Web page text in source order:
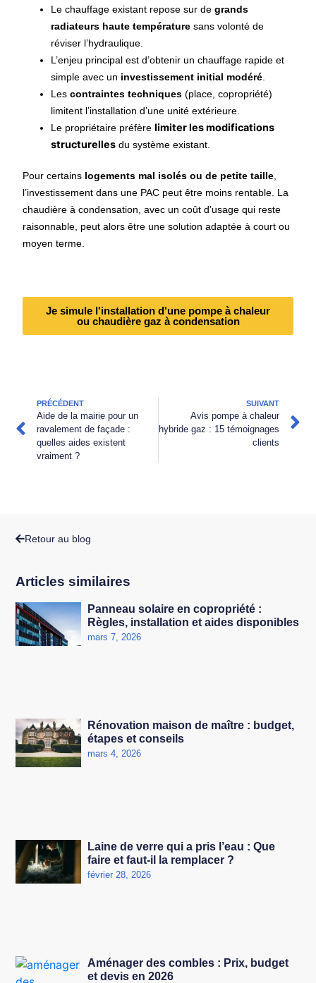
Retour au blog
Articles similaires
Panneau solaire en copropriété :
Règles, installation et aides disponibles
mars 7, 2026
Rénovation maison de maître : budget,
étapes et conseils
mars 4, 2026
Laine de verre qui a pris l’eau : Que
faire et faut-il la remplacer ?
février 28, 2026
Aménager des combles : Prix, budget
et devis en 2026
Le chauffage existant repose sur degrands
radiateurs haute température sans volonté de
réviser l’hydraulique.
L’enjeu principal est d’obtenir un chauffage rapide et
simple avec un investissement initial modéré
Lescontraintes techniques (place, copropriété)
limitent l’installation d’une unité extérieure.
Le propriétaire préfère limiter les modifications
structurelles du système existant.
Pour certains logements mal isolés ou de petite taille
l’investissement dans une PAC peut être moins rentable. La
chaudière à condensation, avec un coût d’usage qui reste
raisonnable, peut alors être une solution adaptée à court ou
moyen terme.
Je simule l'installation d'une pompe à chaleur
ou chaudière gaz à condensation
PRÉCÉDENT
Aide de la mairie pour un
ravalement de façade :
quelles aides existent
vraiment ?
SUIVANT
Avis pompe à chaleur
hybride gaz : 15 témoignages
clients